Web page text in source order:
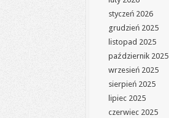
styczeń 2026
grudzień 2025
listopad 2025
październik 2025
wrzesień 2025
sierpień 2025
lipiec 2025
czerwiec 2025